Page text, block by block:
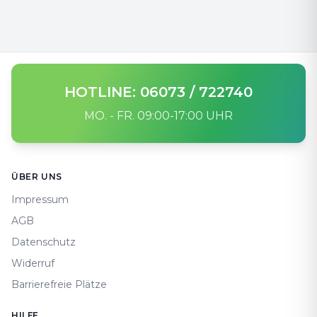
HOTLINE: 06073 / 722740
MO. - FR. 09:00-17:00 UHR
ÜBER UNS
Impressum
AGB
Datenschutz
Widerruf
Barrierefreie Plätze